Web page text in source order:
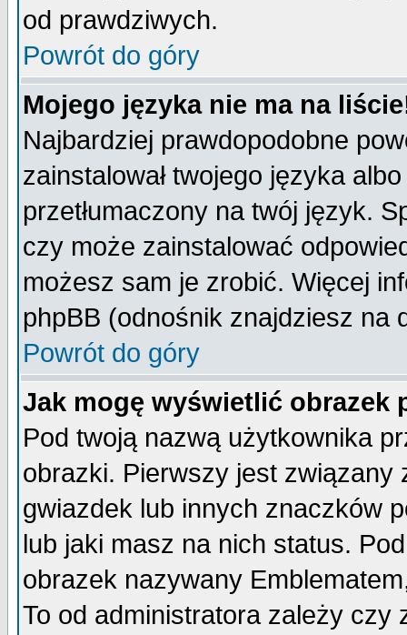
od prawdziwych.
Powrót do góry
Mojego języka nie ma na
Najbardziej prawdopodobne
zainstalował twojego języka
przetłumaczony na twój język.
czy może zainstalować
możesz sam je zrobić. Więcej
phpBB (odnośnik znajdziesz na
Powrót do góry
Jak mogę wyświetlić obrazek
Pod twoją nazwą użytkownika
obrazki. Pierwszy jest
gwiazdek lub innych znaczków
lub jaki masz na nich status.
obrazek nazywany
To od administratora zależy czy